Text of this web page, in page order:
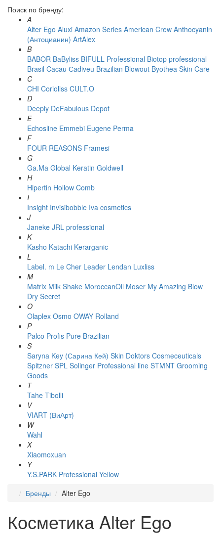
Поиск по бренду:
A
Alter Ego Aluxi Amazon Series American Crew Anthocyanin
(Антоцианин) ArtAlex
B
BABOR BaByliss BIFULL Professional Biotop professional
Brasil Cacau Сadiveu Brazilian Blowout Byothea Skin Care
C
CHI Corioliss CULT.O
D
Deeply DeFabulous Depot
E
Echosline Emmebi Eugene Perma
F
FOUR REASONS Framesi
G
Ga.Ma Global Keratin Goldwell
H
Hipertin Hollow Comb
I
Insight Invisibobble Iva cosmetics
J
Janeke JRL professional
K
Kasho Katachi Kerarganic
L
Label. m Le Cher Leader Lendan Luxliss
M
Matrix Milk Shake MoroccanOil Moser My Amazing Blow
Dry Secret
O
Olaplex Osmo OWAY Rolland
P
Palco Profis Pure Brazilian
S
Saryna Key (Сарина Кей) Skin Doktors Cosmeceuticals
Spitzner SPL Solinger Professional line STMNT Grooming
Goods
T
Tahe Tibolli
V
VIART (ВиАрт)
W
Wahl
X
Xiaomoxuan
Y
Y.S.PARK Professional Yellow
Бренды
Alter Ego
Косметика Alter Ego